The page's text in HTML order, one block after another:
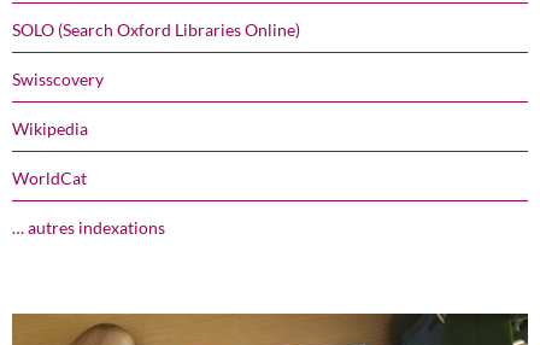
SOLO (Search Oxford Libraries Online)
Swisscovery
Wikipedia
WorldCat
… autres indexations